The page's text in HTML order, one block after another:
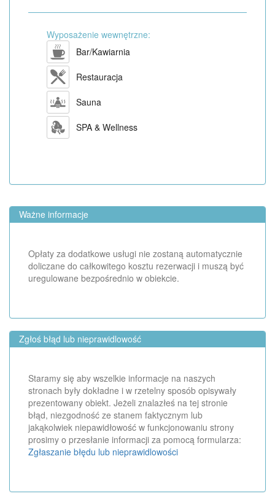
Wyposażenie wewnętrzne:
Bar/Kawiarnia
Restauracja
Sauna
SPA & Wellness
Ważne informacje
Opłaty za dodatkowe usługi nie zostaną automatycznie
doliczane do całkowitego kosztu rezerwacji i muszą być
uregulowane bezpośrednio w obiekcie.
Zgłoś błąd lub nieprawidlowość
Staramy się aby wszelkie informacje na naszych
stronach były dokładne i w rzetelny sposób opisywały
prezentowany obiekt. Jeżeli znalazłeś na tej stronie
błąd, niezgodność ze stanem faktycznym lub
jakąkolwiek niepawidłowość w funkcjonowaniu strony
prosimy o przesłanie informacji za pomocą formularza:
Zgłaszanie błędu lub nieprawidlowości